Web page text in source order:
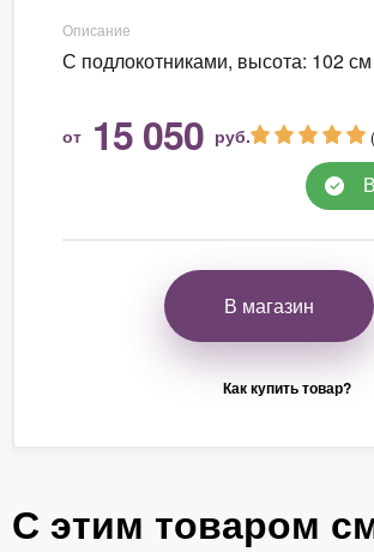
Описание
С подлокотниками, высота: 102 см
от 15 050 руб.
В магазин
Как купить товар?
С этим товаром